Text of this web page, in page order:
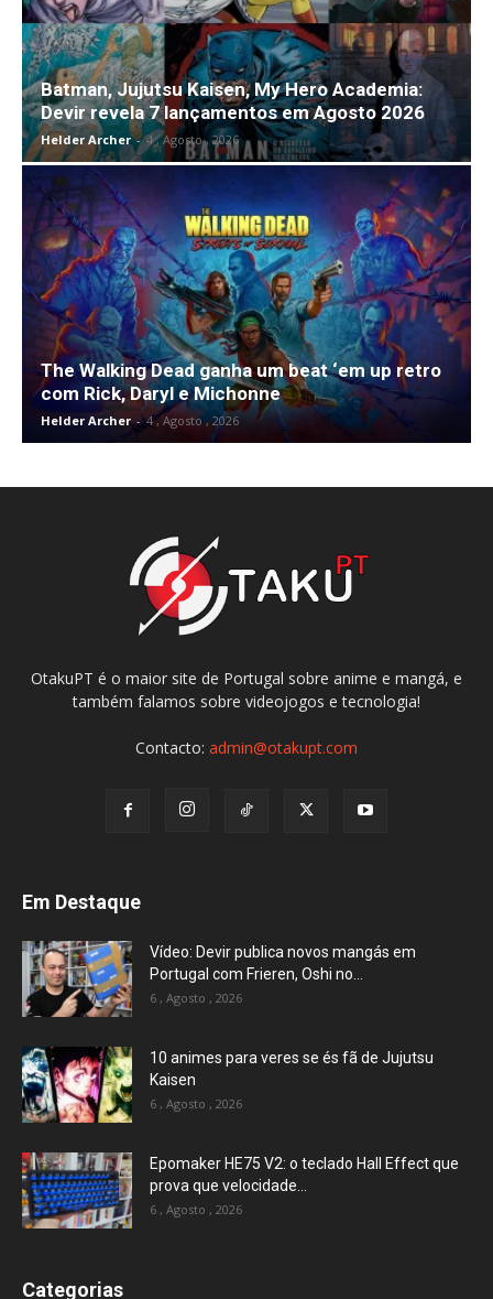
Batman, Jujutsu Kaisen, My Hero Academia:
Devir revela 7 lançamentos em Agosto 2026
Helder Archer - 4 , Agosto , 2026
The Walking Dead ganha um beat ‘em up retro
com Rick, Daryl e Michonne
Helder Archer - 4 , Agosto , 2026
OtakuPT é o maior site de Portugal sobre anime e mangá, e
também falamos sobre videojogos e tecnologia!
Contacto: admin@otakupt.com
Em Destaque
Vídeo: Devir publica novos mangás em
Portugal com Frieren, Oshi no...
6 , Agosto , 2026
10 animes para veres se és fã de Jujutsu
Kaisen
6 , Agosto , 2026
Epomaker HE75 V2: o teclado Hall Effect que
prova que velocidade...
6 , Agosto , 2026
Categorias